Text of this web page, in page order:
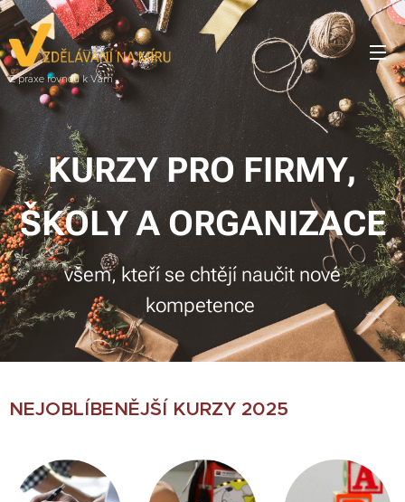
Z praxe rovnou k Vám
KURZY PRO FIRMY,
ŠKOLY A ORGANIZACE
všem, kteří se chtějí naučit nové
kompetence
NEJOBLÍBENĚJŠÍ KURZY 2025